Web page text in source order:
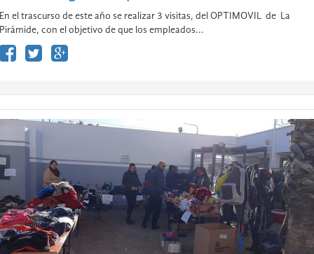
En el trascurso de este año se realizar 3 visitas, del OPTIMOVIL de La
Pirámide, con el objetivo de que los empleados...